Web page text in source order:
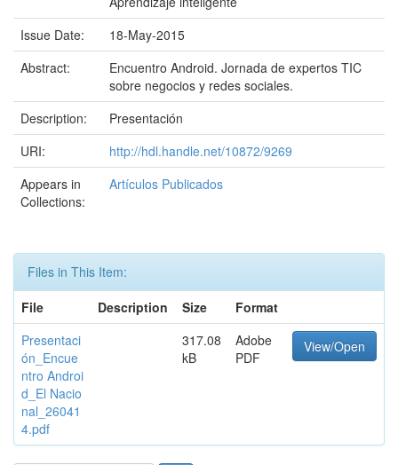
Issue Date:
18-May-2015
Abstract:
Encuentro Android. Jornada de expertos TIC
sobre negocios y redes sociales.
Description:
Presentación
URI:
http://hdl.handle.net/10872/9269
Appears in
Collections:
Artículos Publicados
Files in This Item:
File
Description Size
Format
Presentaci
ón_Encue
ntro Androi
d_El Nacio
nal_26041
4.pdf
317.08
kB
Adobe
PDF
View/Open